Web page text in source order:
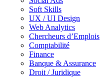
Soft Skills
UX / UI Design
Web Analytics
Chercheurs d’Emplois
Comptabilité
Finance
Banque & Assurance
Droit / Juridique